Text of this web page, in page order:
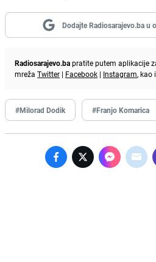
Dodajte Radiosarajevo.ba u
Radiosarajevo.bapratite putem aplikacije
mreža Twitter | Facebook | Instagram, kao
#Milorad Dodik #Franjo Komarica